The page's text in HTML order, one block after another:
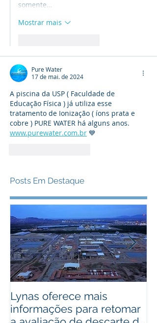
somente…
Mostrar mais
Pure Water
17 de mai. de 2024
A piscina da USP ( Faculdade de
Educação Física ) já utiliza esse
tratamento de Ionização ( íons prata e
cobre ) PURE WATER há alguns anos.
www.purewater.com.br 💙
Posts Em Destaque
Lynas oferece mais
informações para retomar